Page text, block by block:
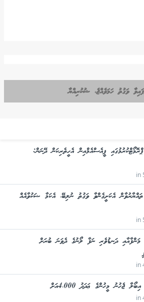
ވަގުތު ހަމަވެއްޖެ، ޝުކުރިއްޔާ
ޕީއެސްއެމްއިން އެހީތެރިކަން ދޭނަން:
in
އެކަށީގެންވާ ވަގުތު ނުލިބޭ، އެކަމާ ޝަކުވާއެއް
in
މަންފާއާއި ދަނޑުވެރި ނަފާ ލޯނުގެ ދެވަނަ ބުރަށް
in
ޖެހުނު މީހުންގެ ޢަދަދު 4،000އަށް
in